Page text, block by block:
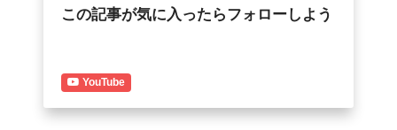
この記事が気に入ったらフォローしよう
YouTube